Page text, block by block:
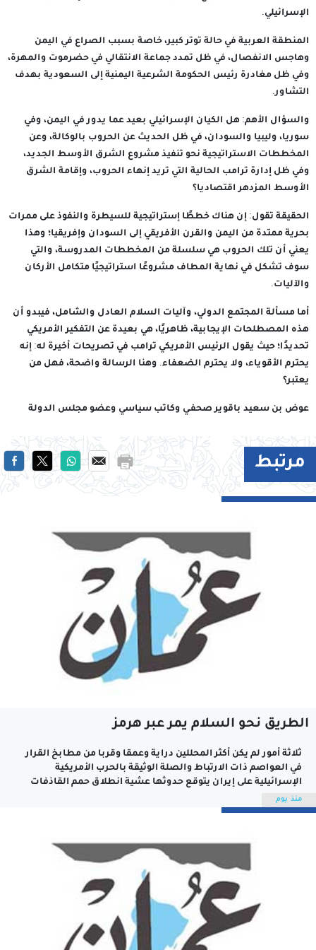
الإسرائيلي.
المنطقة العربية في حالة توتر كبير، خاصة بسبب الصراع في اليمن
وهاجس الانفصال، في ظل تمدد جماعة الانتقالي في حضرموت والمهرة،
وفي ظل مغادرة رئيس الحكومة الشرعية اليمنية إلى السعودية بهدف
التشاور.
والسؤال الأهم: هل الكيان الإسرائيلي بعيد عما يدور في اليمن، وفي
سوريا، وليبيا والسودان، في ظل الحديث عن الحروب بالوكالة، وعن
المخططات الاستراتيجية نحو تنفيذ مشروع الشرق الأوسط الجديد،
وفي ظل إدارة ترامب الحالية التي تريد إنهاء الحروب، وإقامة الشرق
الأوسط المزدهر اقتصاديا؟
الحقيقة تقول: إن هناك خططًا إستراتيجية للسيطرة والنفوذ على ممرات
بحرية ممتدة من اليمن والقرن الأفريقي إلى السودان وإفريقيا؛ وهذا
يعني أن تلك الحروب هي سلسلة من المخططات المدروسة، والتي
سوف تشكل في نهاية المطاف مشروعًا استراتيجيًا متكامل الأركان
والآليات.
أما مسألة المجتمع الدولي، وآليات السلام العادل والشامل، فيبدو أن
هذه المصطلحات الإيجابية، ظاهريًا، هي بعيدة عن التفكير الأمريكي
تحديدًا؛ حيث يقول الرئيس الأمريكي ترامب في تصريحات أخيرة له: إنه
يحترم الأقوياء، ولا يحترم الضعفاء. وهنا الرسالة واضحة، فهل من
يعتبر؟
عوض بن سعيد باقوير صحفـي وكاتب سياسي وعضو مجلس الدولة
مرتبط
الطريق نحو السلام يمر عبر هرمز
ثلاثة أمور لم يكن أكثر المحللين دراية وعمقا وقربا من مطابخ القرار
في العواصم ذات الارتباط والصلة الوثيقة بالحرب الأمريكية
الإسرائيلية على إيران يتوقع حدوثها عشية انطلاق حمم القاذفات
وتساقط القنابل والمتفجرات الأمريكية والإسرائيلية على أهدافها
في عمق الأراضي الإيرانية نهاية فبراير الماضي.الأمر الأول الذي لم
منذ يوم